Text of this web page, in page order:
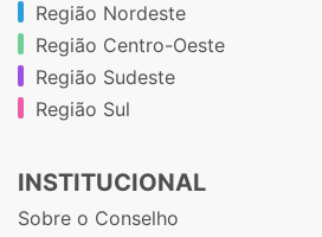
Região Nordeste
Região Centro-Oeste
Região Sudeste
Região Sul
INSTITUCIONAL
Sobre o Conselho